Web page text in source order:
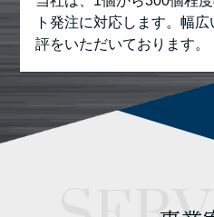
ト発注に対応します。幅
評をいただいております。